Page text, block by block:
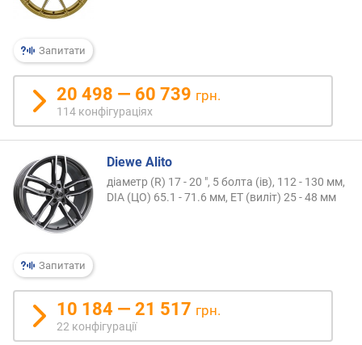
о
л
я
р
н
і
с
т
ю
в
і
д
е
ш
е
в
Запитати
20 498 — 60 739 грн.
114 конфігураціях
Запитати
Diewe Alito
діаметр (R) 17 - 20 ", 5 болта (ів), 112 - 130 мм,
DIA (ЦО) 65.1 - 71.6 мм, ET (виліт) 25 - 48 мм
10 184 — 21 517 грн.
22 конфігурації